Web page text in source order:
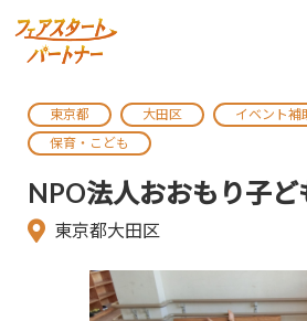
東京都 大田区
イベント補
保育・こども
NPO法人おおもり子ど
東京都大田区